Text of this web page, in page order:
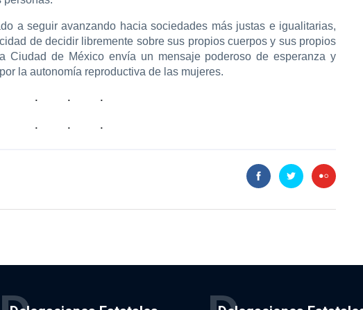
a seguir avanzando hacia sociedades más justas e igualitarias,
de decidir libremente sobre sus propios cuerpos y sus propios
Ciudad de México envía un mensaje poderoso de esperanza y
la autonomía reproductiva de las mujeres.